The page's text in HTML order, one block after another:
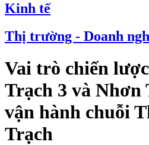
Kinh tế
Thị trường - Doanh
Vai trò chiến
Trạch 3 và Nhơn
vận hành chuỗi
Trạch